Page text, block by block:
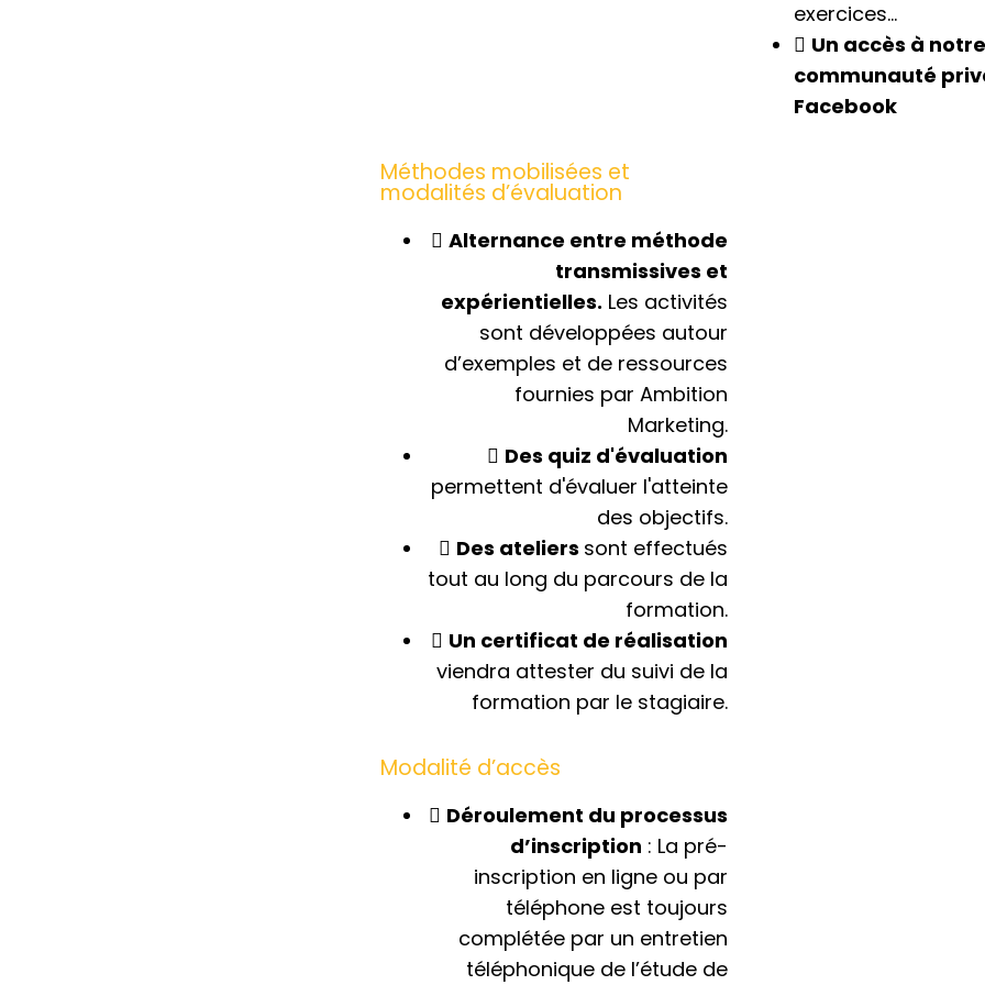
exercices…
Un accès à notre
communauté
Facebook
Méthodes mobilisées et
modalités d’évaluation
Alternance entre méthode
transmissives et
expérientielles. Les activités
sont développées autour
d’exemples et de ressources
fournies par Ambition
Marketing.
Des quiz d'évaluation
permettent d'évaluer l'atteinte
des objectifs.
Des ateliers sont effectués
tout au long du parcours de la
formation.
Un certificat de réalisation
viendra attester du suivi de la
formation par le stagiaire.
Modalité d’accès
Déroulement du processus
d’inscription : La pré-
inscription en ligne ou par
téléphone est toujours
complétée par un entretien
téléphonique de l’étude de